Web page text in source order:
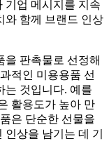
기업 메시지를 지속
와 함께 브랜드 인상
을 판촉물로 선정해
적인 미용용품 선
는 것입니다. 예를
활용도가 높아 만
은 단순한 선물을
상을 남기는 데 기